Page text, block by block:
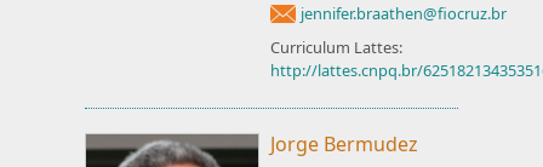
jennifer.braathen@fiocruz.br
Curriculum Lattes:
http://lattes.cnpq.br/
Jorge Bermudez